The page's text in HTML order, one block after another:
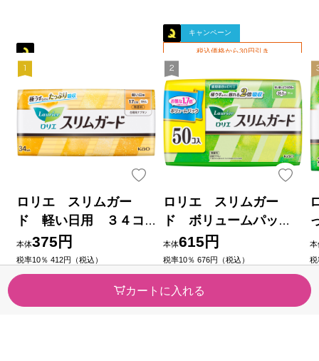
カートに入れる
ロリエ スリムガー
ド 軽い日用 ３４コ
入 ３４コ 花王 (医薬部
外品)
本体375円
税率10％ 412円（税込）
（0）
今すぐのご注文で最短2026/08/
キャンペーン
税込価格から30円引き
ロリエ スリムガー
ド ボリュームパッ
ク 多い昼～ふつうの
日用羽つき ５０コ 花王
(医薬部外品)
本体615円
税率10％ 676円（税込）
（1）
今すぐのご注文で最短2026/08/
10に届きます
本
税